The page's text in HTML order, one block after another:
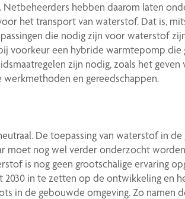
hebben daarom laten
het transport van waterstof. Dat is,
die nodig zijn voor waterstof
voorkeur een hybride warmtepomp die
zijn nodig, zoals het geven
werkmethoden en gereedschappen.
De toepassing van waterstof in
moet nog wel verder onderzocht
is nog geen grootschalige ervaring
in te zetten op de ontwikkeling en
in de gebouwde omgeving. Zo namen